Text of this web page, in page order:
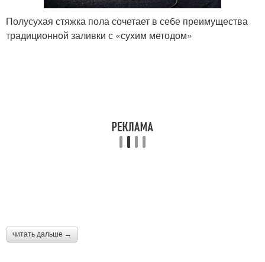
Полусухая стяжка пола сочетает в себе преимущества
традиционной заливки с «сухим методом»
читать дальше →